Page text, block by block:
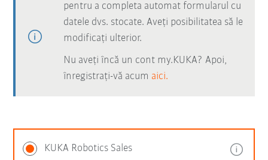
pentru a completa automat formularul cu
datele dvs. stocate. Aveți posibilitatea să le
modificați ulterior.
Nu aveți încă un cont my.KUKA? Apoi,
înregistrați-vă acum aici.
KUKA Robotics Sales